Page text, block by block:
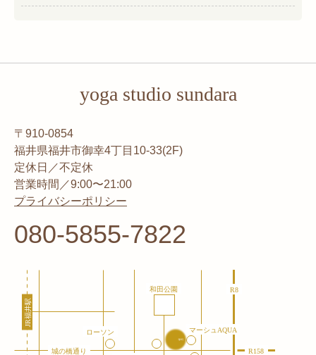
yoga studio sundara
〒910-0854
福井県福井市御幸4丁目10-33(2F)
定休日／不定休
営業時間／9:00〜21:00
プライバシーポリシー
080-5855-7822